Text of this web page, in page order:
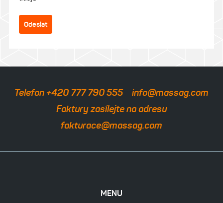
Odeslat
Telefon +420 777 790 555
info@massag.com
Faktury zasílejte na adresu
fakturace@massag.com
MENU